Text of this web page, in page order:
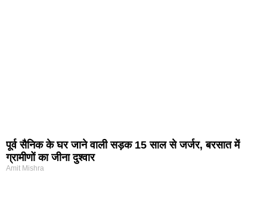
पूर्व सैनिक के घर जाने वाली सड़क 15 साल से जर्जर, बरसात में
ग्रामीणों का जीना दुश्वार
Amit Mishra